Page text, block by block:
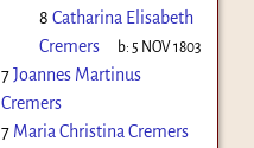
8 Catharina Elisabeth
Cremers
b: 5 NOV 1803
7Joannes Martinus
Cremers
7 Maria Christina Cremers